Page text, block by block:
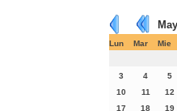
Lun Mar Mie
3
4 5
10
11 12
17
18 19